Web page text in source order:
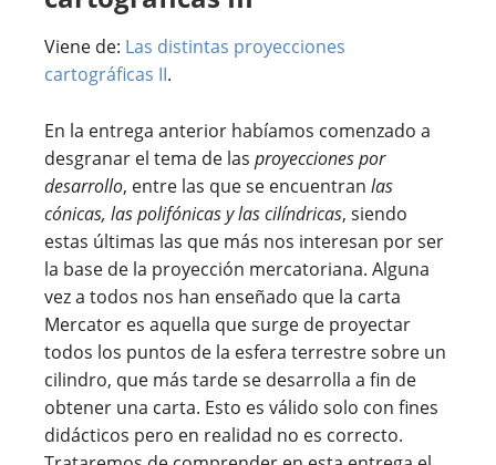
Viene de: Las distintas proyecciones
cartográficas II.
En la entrega anterior habíamos comenzado a
desgranar el tema de las proyecciones por
desarrollo, entre las que se encuentran las
cónicas, las polifónicas y las cilíndricas, siendo
estas últimas las que más nos interesan por ser
la base de la proyección mercatoriana. Alguna
vez a todos nos han enseñado que la carta
Mercator es aquella que surge de proyectar
todos los puntos de la esfera terrestre sobre un
cilindro, que más tarde se desarrolla a fin de
obtener una carta. Esto es válido solo con fines
didácticos pero en realidad no es correcto.